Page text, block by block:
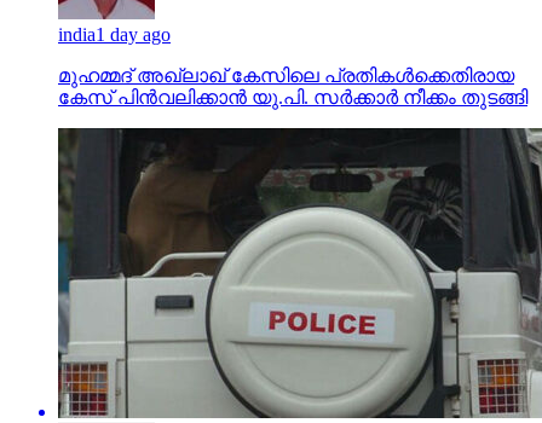
india1 day ago
മുഹമ്മദ് അഖ്‌ലാഖ് കേസിലെ പ്രതികള്‍ക്കെതിരായ
കേസ് പിന്‍വലിക്കാന്‍ യു.പി. സര്‍ക്കാര്‍ നീക്കം തുടങ്ങി